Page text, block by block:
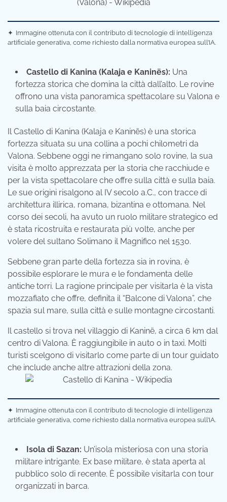
✦ Immagine ottenuta con il contributo di tecnologie di intelligenza
artificiale generativa, come richiesto dalla normativa europea sull’IA.
Castello di Kanina (Kalaja e Kaninës): Una
fortezza storica che domina la città dall’alto. Le rovine
offrono una vista panoramica spettacolare su Valona e
sulla baia circostante.
Il Castello di Kanina (Kalaja e Kaninës) è una storica
fortezza situata su una collina a pochi chilometri da
Valona. Sebbene oggi ne rimangano solo rovine, la sua
visita è molto apprezzata per la storia che racchiude e
per la vista spettacolare che offre sulla città e sulla baia.
Le sue origini risalgono al IV secolo a.C., con tracce di
architettura illirica, romana, bizantina e ottomana. Nel
corso dei secoli, ha avuto un ruolo militare strategico ed
è stata ricostruita e restaurata più volte, anche per
volere del sultano Solimano il Magnifico nel 1530.
Sebbene gran parte della fortezza sia in rovina, è
possibile esplorare le mura e le fondamenta delle
antiche torri. La ragione principale per visitarla è la vista
mozzafiato che offre, definita il “Balcone di Valona”, che
spazia sul mare, sulla città e sulle montagne circostanti.
Il castello si trova nel villaggio di Kaninë, a circa 6 km dal
centro di Valona. È raggiungibile in auto o in taxi. Molti
turisti scelgono di visitarlo come parte di un tour guidato
che include anche altre attrazioni della zona.
✦ Immagine ottenuta con il contributo di tecnologie di intelligenza
artificiale generativa, come richiesto dalla normativa europea sull’IA.
Isola di Sazan: Un’isola misteriosa con una storia
militare intrigante. Ex base militare, è stata aperta al
pubblico solo di recente. È possibile visitarla con tour
organizzati in barca.